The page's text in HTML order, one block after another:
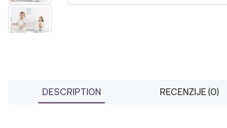
DESCRIPTION RECENZIJE (0)